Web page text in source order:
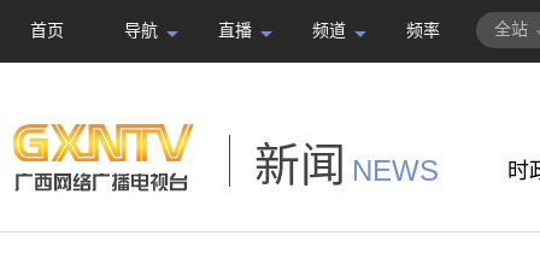
首页 导航 直播 频道 频率 全站
新闻 NEWS 时